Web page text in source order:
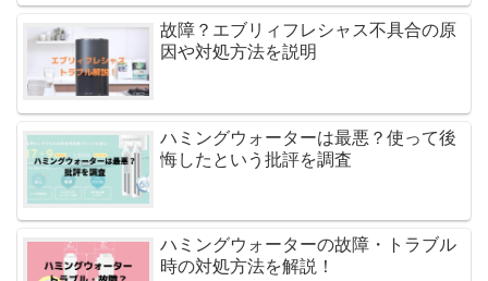
故障？エブリィフレシャス不具合の原
因や対処方法を説明
ハミングウォーターは最悪？使って後
悔したという批評を調査
ハミングウォーターの故障・トラブル
時の対処方法を解説！